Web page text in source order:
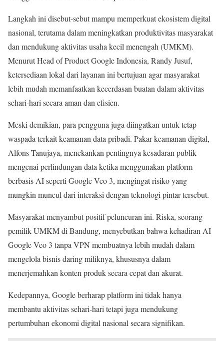
Langkah ini disebut-sebut mampu memperkuat ekosistem digital
nasional, terutama dalam meningkatkan produktivitas masyarakat
dan mendukung aktivitas usaha kecil menengah (UMKM).
Menurut Head of Product Google Indonesia, Randy Jusuf,
ketersediaan lokal dari layanan ini bertujuan agar masyarakat
lebih mudah memanfaatkan kecerdasan buatan dalam aktivitas
sehari-hari secara aman dan efisien.
Meski demikian, para pengguna juga diingatkan untuk tetap
waspada terkait keamanan data pribadi. Pakar keamanan digital,
Alfons Tanujaya, menekankan pentingnya kesadaran publik
mengenai perlindungan data ketika menggunakan platform
berbasis AI seperti Google Veo 3, mengingat risiko yang
mungkin muncul dari interaksi dengan teknologi pintar tersebut.
Masyarakat menyambut positif peluncuran ini. Riska, seorang
pemilik UMKM di Bandung, menyebutkan bahwa kehadiran AI
Google Veo 3 tanpa VPN membuatnya lebih mudah dalam
mengelola bisnis daring miliknya, khususnya dalam
menerjemahkan konten produk secara cepat dan akurat.
Kedepannya, Google berharap platform ini tidak hanya
membantu aktivitas sehari-hari tetapi juga mendukung
pertumbuhan ekonomi digital nasional secara signifikan.